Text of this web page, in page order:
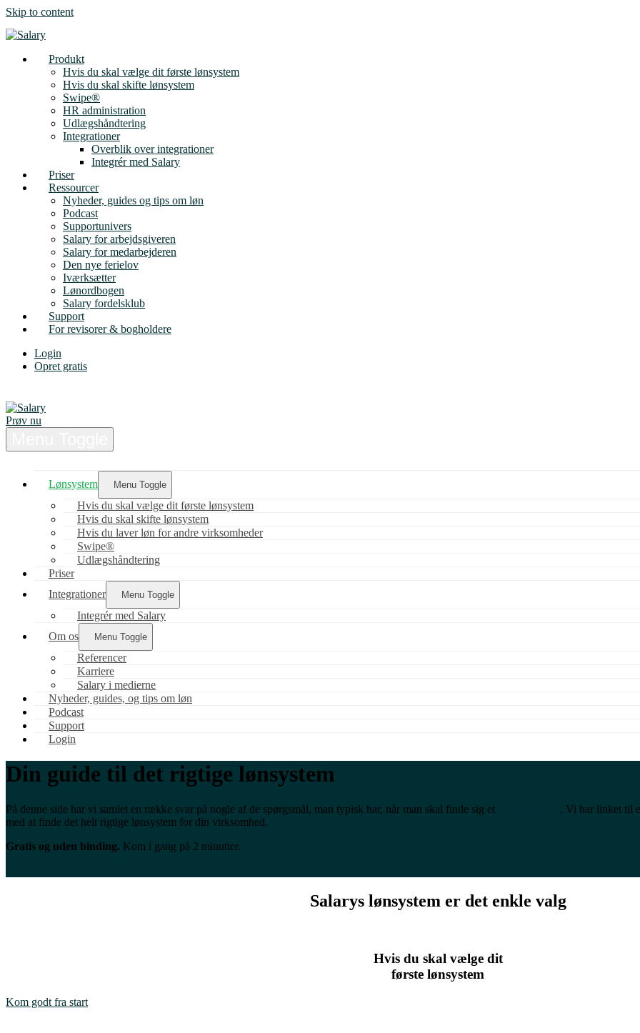
Skip to content
Produkt
Hvis du skal vælge dit første lønsystem
Hvis du skal skifte lønsystem
Swipe®
HR administration
Udlægshåndtering
Integrationer
Overblik over integrationer
Integrér med Salary
Priser
Ressourcer
Nyheder, guides og tips om løn
Podcast
Supportunivers
Salary for arbejdsgiveren
Salary for medarbejderen
Den nye ferielov
Iværksætter
Lønordbogen
Salary fordelsklub
Support
For revisorer & bogholdere
Login
Opret gratis
Prøv nu
Lønsystem Menu Toggle
Hvis du skal vælge dit første lønsystem
Hvis du skal skifte lønsystem
Hvis du laver løn for andre virksomheder
Swipe®
Udlægshåndtering
Priser
Integrationer
Menu Toggle
Integrér med Salary
Om os
Menu Toggle
Referencer
Karriere
Salary i medierne
Nyheder, guides, og tips om løn
Podcast
Support
Login
Din guide til det rigtige lønsystem
På denne side har vi samlet en række svar på nogle af de spørgsmål, man typisk har, når man skal finde sig et
. Vi har linket til
med at finde det helt rigtige lønsystem for din virksomhed.
Gratis og uden binding. Kom i gang på 2 minutter.
Salarys lønsystem er det enkle valg
Hvis du skal vælge dit
første lønsystem
Kom godt fra start